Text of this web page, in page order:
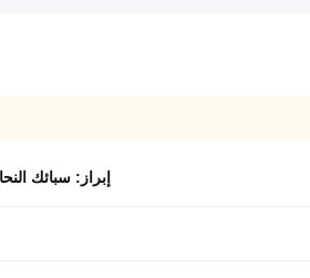
إبراز: سبائك